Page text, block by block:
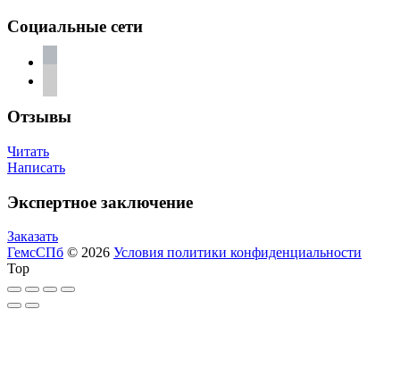
Социальные сети
Отзывы
Читать
Написать
Экспертное заключение
Заказать
ГемсСПб © 2026 Условия политики конфиденциальности
Top